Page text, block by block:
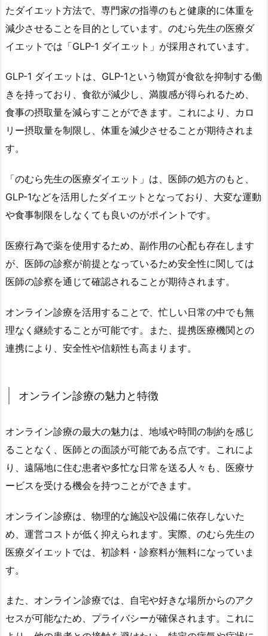
本
情
1.
む
ら
先
医
療
ダ
エ
ッ
と
2.
オ
イ
診
療
の
徴
1.
P
たダイエット方法で、専門家の指導のもと健康的に体重を
減少させることを目的としています。のむら先生の医療ダ
イエットでは「GLP-1 ダイエット」が採用されています。
GLP-1 ダイエットは、GLP-1という物質が食欲を抑制する働
きを持っており、食欲が減少し、満腹感が得られるため、
食事の摂取量を減らすことができます。これにより、カロ
リー摂取量を制限し、体重を減少させることが期待されま
す。
「のむら先生の医療ダイエット」は、医師の処方のもと、
GLP-1などを活用したダイエットとなっており、大変な運動
や食事制限をしなくても良いのがポイントです。
医療行為で薬を使用するため、副作用の心配も存在します
が、医師の診察が前提となっているため安全性に関しては
医師の診察を通じて確認されることが期待されます。
オンライン診療を活用することで、忙しい日常の中でも無
理なく継続することが可能です。また、提携医療機関との
連携により、安全性や信頼性も高まります。
オンライン診療の魅力と特徴
オンライン診療の最大の魅力は、地域や時間の制約を感じ
ることなく、医師との面談が可能である点です。これによ
り、遠隔地に住む患者や多忙な日常を送る人々も、医療サ
ービスを受ける機会を持つことができます。
オンライン診療は、物理的な施設や設備に依存しないた
め、運営コストが低く抑えられます。実際、のむら先生の
医療ダイエットでは、初診料・診察料が無料になっていま
す。
また、オンライン診療では、自宅や好きな場所からのアク
セスが可能なため、プライバシーが確保されます。これに